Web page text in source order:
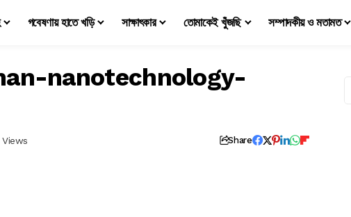
গবেষণায় হাতে খড়ি সাক্ষাৎকার তোমাকেই খুঁজছি সম্পাদকীয় ও মতামত
nanotechnology-
Share